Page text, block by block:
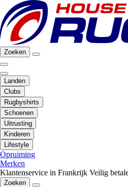
Zoeken
Landen
Clubs
Rugbyshirts
Schoenen
Uitrusting
Kinderen
Lifestyle
Opruiming
Merken
Klantenservice in Frankrijk Veilig
Zoeken